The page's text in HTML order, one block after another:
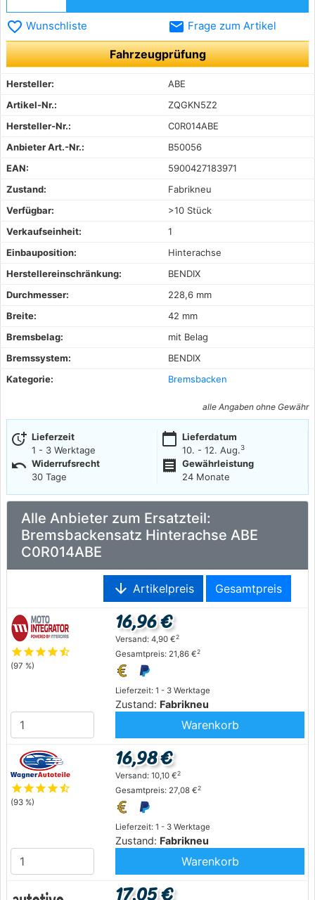
favorite_border Wunschliste email Frage zum Artikel
Fahrzeugprüfung
Hersteller:
ABE
Artikel-Nr.:
ZQGKN5Z2
Hersteller-Nr.:
C0R014ABE
Anbieter Art.-Nr.:
B50056
EAN:
5900427183971
Zustand:
Fabrikneu
Verfügbar:
>10 Stück
Verkaufseinheit:
1
Einbauposition:
Hinterachse
Herstellereinschränkung:
BENDIX
Durchmesser:
228,6 mm
Breite:
42 mm
Bremsbelag:
mit Belag
Bremssystem:
BENDIX
Kategorie:
Bremsbacken
alle Angaben ohne Gewähr
more_time Lieferzeit
1 - 3 Werktage
calendar_today Lieferdatum
10. - 12. Aug.3
undo Widerrufsrecht
30 Tage
receipt
Gewährleistung
24 Monate
Alle Anbieter zum Ersatzteil:
Bremsbackensatz Hinterachse ABE
C0R014ABE
arrow_downward Artikelpreis Gesamtpreis
starstarstarstarstar_half
(97 %)
Lieferzeit: 1 - 3 Werktage
Zustand: Fabrikneu
16,96 €
Versand: 4,90 €2
Gesamtpreis: 21,86 €2
Warenkorb
starstarstarstarstar_half
(93 %)
Lieferzeit: 1 - 3 Werktage
Zustand: Fabrikneu
16,98 €
Versand: 10,10 €2
Gesamtpreis: 27,08 €2
Warenkorb